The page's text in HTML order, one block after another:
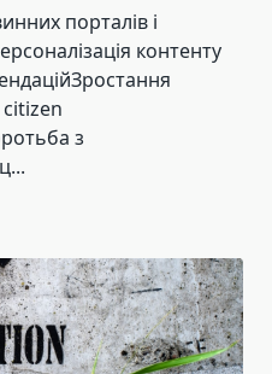
порталів і
контенту
citizen
з